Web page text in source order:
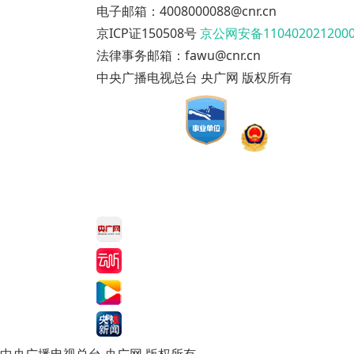
电子邮箱：4008000088@cnr.cn
京ICP证150508号京公网安备
法律事务邮箱：fawu@cnr.cn
中央广播电视总台 央广网 版权所有